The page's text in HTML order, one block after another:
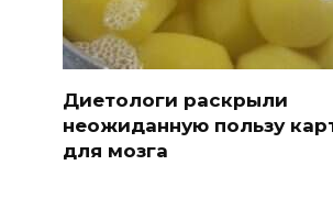
Диетологи раскрыли
неожиданную пользу
для мозга